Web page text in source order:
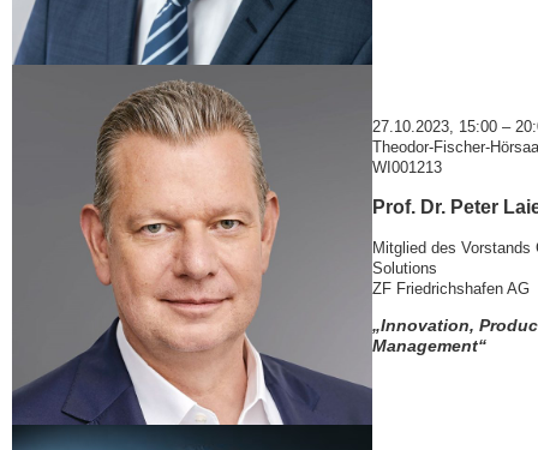
27.10.2023, 15:00 –
Theodor-Fischer-
WI001213
Prof. Dr. Peter
Mitglied des Vorstands
Solutions
ZF Friedrichshafen AG
„Innovation,
Management“